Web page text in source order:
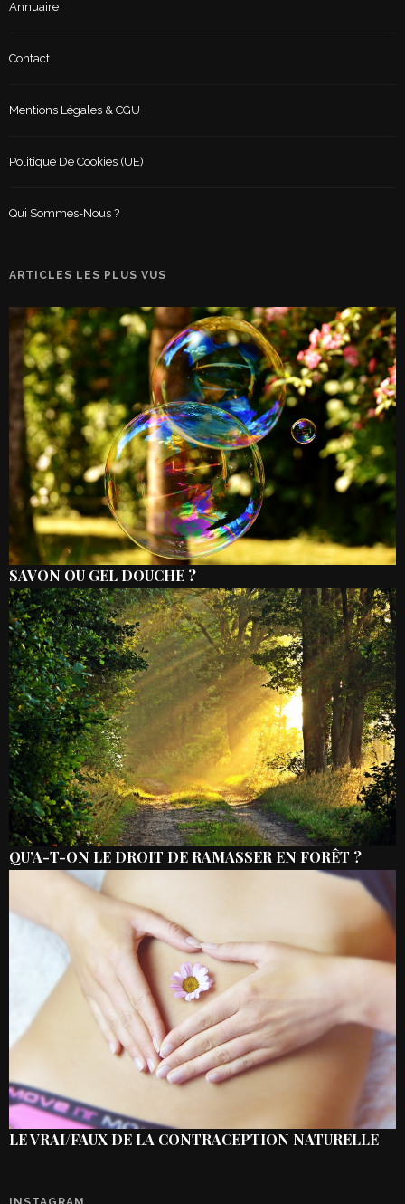
Annuaire
Contact
Mentions Légales & CGU
Politique De Cookies (UE)
Qui Sommes-Nous ?
ARTICLES LES PLUS VUS
SAVON OU GEL DOUCHE ?
QU’A-T-ON LE DROIT DE RAMASSER EN FORÊT ?
LE VRAI/FAUX DE LA CONTRACEPTION NATURELLE